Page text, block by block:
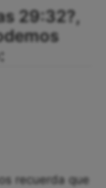
29:32?,
recuerda que